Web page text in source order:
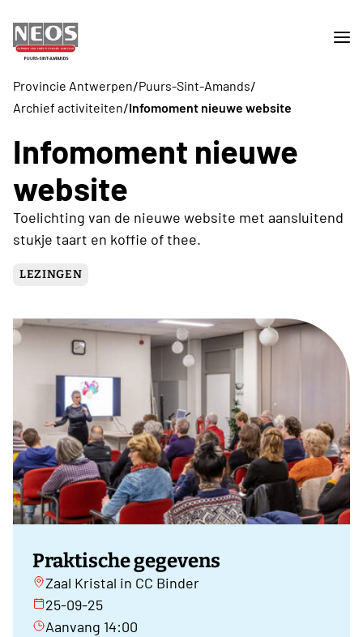
Provincie Antwerpen/Puurs-Sint-Amands/
Archief activiteiten/Infomoment nieuwe website
Infomoment nieuwe
website
Toelichting van de nieuwe website met aansluitend
stukje taart en koffie of thee.
LEZINGEN
Praktische gegevens
Zaal Kristal in CC Binder
25-09-25
Aanvang 14:00